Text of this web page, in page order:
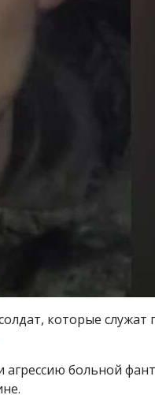
которые служат
больной